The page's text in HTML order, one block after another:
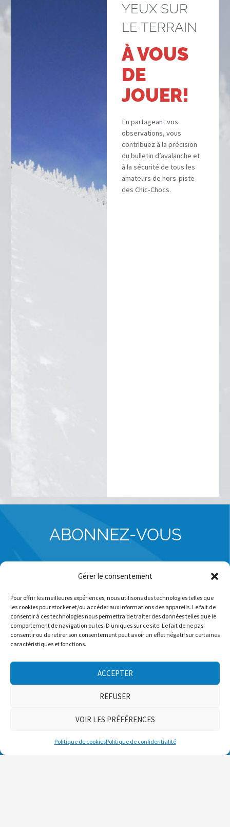
Gérer le consentement
Pour offrir les meilleures expériences, nous utilisons des technologies telles que
les cookies pour stocker et/ou accéder aux informations des appareils. Le fait de
consentir à ces technologies nous permettra de traiter des données telles que le
comportement de navigation ou les ID uniques sur ce site. Le fait de ne pas
consentir ou de retirer son consentement peut avoir un effet négatif sur certaines
caractéristiques et fonctions.
ACCEPTER
REFUSER
VOIR LES PRÉFÉRENCES
Politique de cookiesPolitique de confidentialité
YEUX SUR
LE TERRAIN
À VOUS
DE
JOUER!
En partageant vos
observations, vous
contribuez à la précision
du bulletin d’avalanche et
à la sécurité de tous les
amateurs de hors-piste
des Chic-Chocs.
ABONNEZ-VOUS
D'AVALANCHE, INFOLETTRE)
J’accepte de recevoir les communications d’Avalanche Québec (bulletins
d’avalanche, infolettres, offres et promotions). Mon consentement est sollicité par
plus de renseignements, veuillez consulter laPolitique de confidentialité